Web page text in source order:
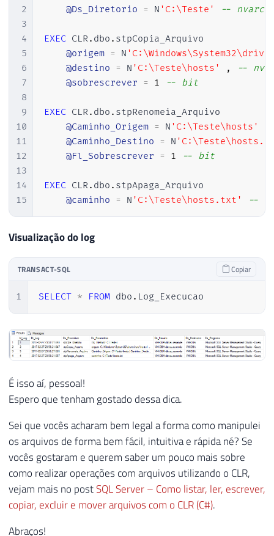
2
3
4
5
6
7
8
9
10
11
12
13
14
15
@Ds_Diretorio = N 'C:\Teste' --
EXEC CLR. dbo . stpCopia_Arquivo
@origem = N
@destino = N 'C:\Teste\hosts' ,
--
@sobrescrever = 1 -- bit
EXEC CLR. dbo . stpRenomeia_Arquivo
@Caminho_Origem = N 'C:\Teste\hosts'
@Caminho_Destino = N
@Fl_Sobrescrever = 1 -- bit
EXEC CLR. dbo . stpApaga_Arquivo
@caminho = N 'C:\Teste\hosts.txt' --
Visualização do log
TRANSACT-SQL Copiar
1 SELECT * FROM dbo . Log_Execucao
É isso aí, pessoal!
Espero que tenham gostado dessa dica.
Sei que vocês acharam bem legal a forma como manipulei
os arquivos de forma bem fácil, intuitiva e rápida né? Se
vocês gostaram e querem saber um pouco mais sobre
como realizar operações com arquivos utilizando o CLR,
vejam mais no postSQL Server – Como listar, ler, escrever,
copiar, excluir e mover arquivos com o CLR (C#).
Abraços!